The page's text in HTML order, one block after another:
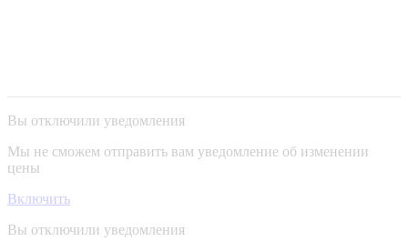
Вы отключили уведомления
Мы не сможем отправить вам уведомление об изменении
цены
Включить
Вы отключили уведомления